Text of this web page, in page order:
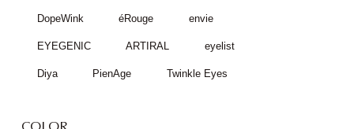
DopeWink éRouge envie
EYEGENIC ARTIRAL eyelist
Diya PienAge Twinkle Eyes